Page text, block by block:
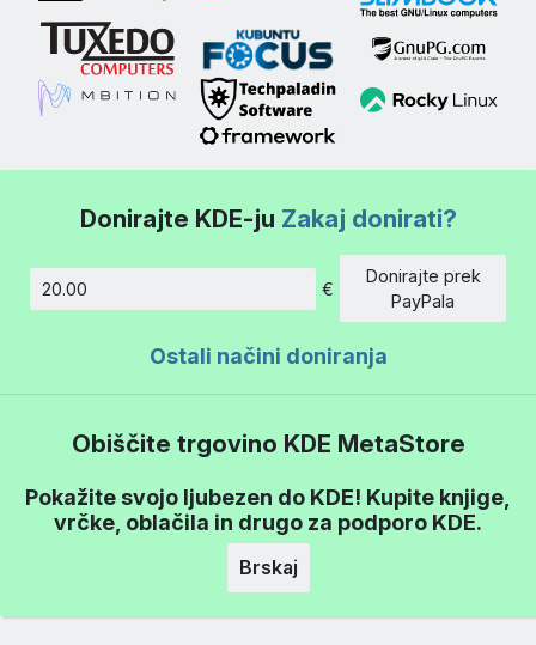
Donirajte KDE-ju Zakaj donirati?
Znesek
€
Donirajte prek
PayPala
Ostali načini doniranja
Obiščite trgovino KDE MetaStore
Pokažite svojo ljubezen do KDE! Kupite knjige,
vrčke, oblačila in drugo za podporo KDE.
Brskaj